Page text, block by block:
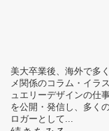
美大卒業後、海外で多
メ関係のコラム・イラ
ュエリーデザインの仕
を公開・発信し、多く
ロガーとして...